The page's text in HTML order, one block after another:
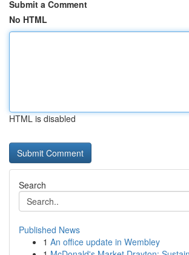
Submit a Comment
No HTML
HTML is disabled
Search
Published News
1 An office update in Wembley